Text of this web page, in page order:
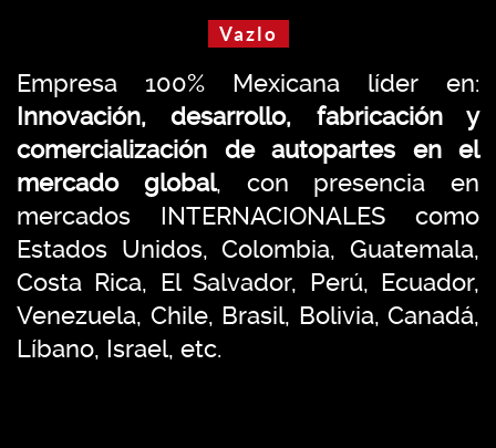
Vazlo
Empresa 100% Mexicana líder en:
Innovación, desarrollo, fabricación y
comercialización de autopartes en el
mercado global, con presencia en
mercados INTERNACIONALES como
Estados Unidos, Colombia, Guatemala,
Costa Rica, El Salvador, Perú, Ecuador,
Venezuela, Chile, Brasil, Bolivia, Canadá,
Líbano, Israel, etc.